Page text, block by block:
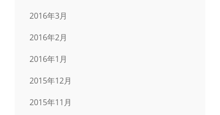
2016年3月
2016年2月
2016年1月
2015年12月
2015年11月